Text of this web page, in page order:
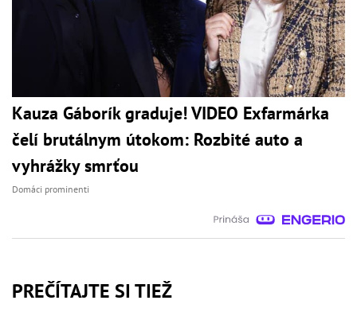
Kauza Gáborík graduje! VIDEO Exfarmárka
čelí brutálnym útokom: Rozbité auto a
vyhrážky smrťou
Domáci prominenti
PREČÍTAJTE SI TIEŽ